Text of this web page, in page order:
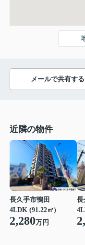
メールで共有する
近隣の物件
長久手市鴨田
4LDK (91.22㎡)
2,280万円
長